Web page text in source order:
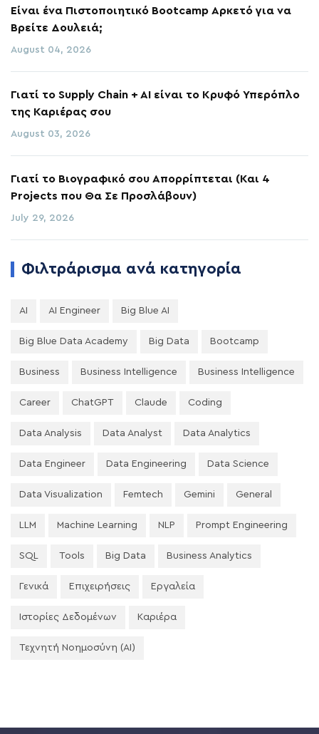
Είναι ένα Πιστοποιητικό Bootcamp Αρκετό για να
Βρείτε Δουλειά;
August 04, 2026
Γιατί το Supply Chain + AI είναι το Κρυφό Υπερόπλο
της Καριέρας σου
August 03, 2026
Γιατί το Βιογραφικό σου Απορρίπτεται (Και 4
Projects που Θα Σε Προσλάβουν)
July 29, 2026
Φιλτράρισμα ανά κατηγορία
AI AI Engineer Big Blue AI
Big Blue Data Academy Big Data Bootcamp
Business Business Intelligence Business Intelligence
Career ChatGPT Claude Coding
Data Analysis Data Analyst Data Analytics
Data Engineer Data Engineering Data Science
Data Visualization Femtech Gemini General
LLM Machine Learning NLP Prompt Engineering
SQL Tools Big Data Business Analytics
Γενικά Επιχειρήσεις Εργαλεία
Ιστορίες Δεδομένων Καριέρα
Τεχνητή Νοημοσύνη (AI)